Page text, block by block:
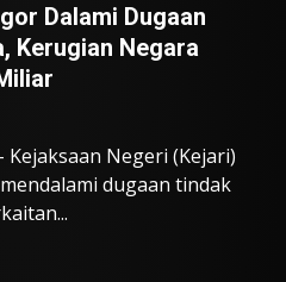
Dalami Dugaan
Kerugian Negara
Kejaksaan Negeri (Kejari)
dugaan tindak